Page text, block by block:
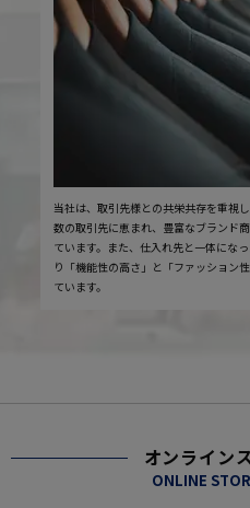
当社は、取引先様との共栄共存を重視
数の取引先に恵まれ、豊富なブランド
ています。また、仕入れ先と一体にな
り「機能性の高さ」と「ファッション
ています。
オンライン
ONLINE